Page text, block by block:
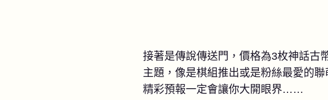
接著是傳說傳送門，價格為3枚神話古
主題，像是棋組推出或是粉絲最愛的
精彩預報一定會讓你大開眼界……